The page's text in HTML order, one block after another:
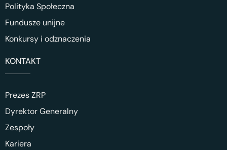
Polityka Społeczna
Fundusze unijne
Konkursy i odznaczenia
KONTAKT
Prezes ZRP
Dyrektor Generalny
Zespoły
Kariera